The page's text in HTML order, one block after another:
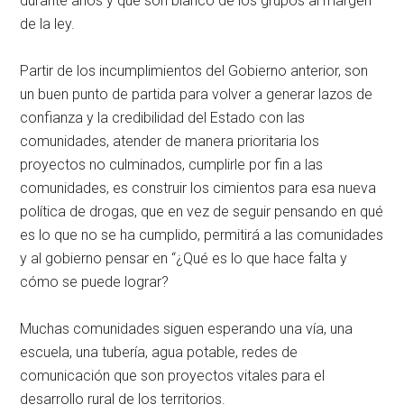
de la ley.
Partir de los incumplimientos del Gobierno anterior, son
un buen punto de partida para volver a generar lazos de
confianza y la credibilidad del Estado con las
comunidades, atender de manera prioritaria los
proyectos no culminados, cumplirle por fin a las
comunidades, es construir los cimientos para esa nueva
política de drogas, que en vez de seguir pensando en qué
es lo que no se ha cumplido, permitirá a las comunidades
y al gobierno pensar en “¿Qué es lo que hace falta y
cómo se puede lograr?
Muchas comunidades siguen esperando una vía, una
escuela, una tubería, agua potable, redes de
comunicación que son proyectos vitales para el
desarrollo rural de los territorios.